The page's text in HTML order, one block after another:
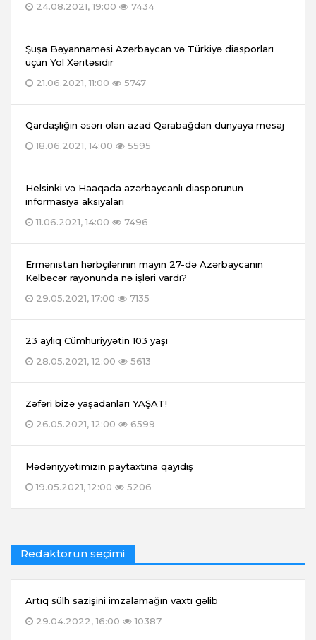
24.08.2021, 19:00
7434
Şuşa Bəyannaməsi Azərbaycan və Türkiyə diasporları
üçün Yol Xəritəsidir
21.06.2021, 11:00
5747
Qardaşlığın əsəri olan azad Qarabağdan dünyaya mesaj
18.06.2021, 14:00
5595
Helsinki və Haaqada azərbaycanlı diasporunun
informasiya aksiyaları
11.06.2021, 14:00
7496
Ermənistan hərbçilərinin mayın 27-də Azərbaycanın
Kəlbəcər rayonunda nə işləri vardı?
29.05.2021, 17:00
7135
23 aylıq Cümhuriyyətin 103 yaşı
28.05.2021, 12:00
5613
Zəfəri bizə yaşadanları YAŞAT!
26.05.2021, 12:00
6599
Mədəniyyətimizin paytaxtına qayıdış
19.05.2021, 12:00
5206
Redaktorun seçimi
Artıq sülh sazişini imzalamağın vaxtı gəlib
29.04.2022, 16:00
10387